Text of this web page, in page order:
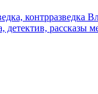
контрразведка
детектив, рассказы